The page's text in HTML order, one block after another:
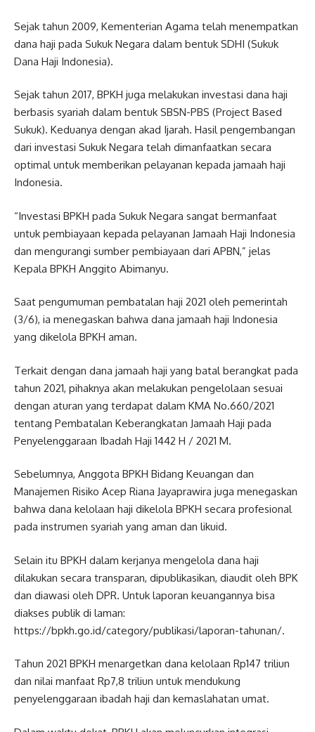
Sejak tahun 2009, Kementerian Agama telah menempatkan
dana haji pada Sukuk Negara dalam bentuk SDHI (Sukuk
Dana Haji Indonesia).
Sejak tahun 2017, BPKH juga melakukan investasi dana haji
berbasis syariah dalam bentuk SBSN-PBS (Project Based
Sukuk). Keduanya dengan akad Ijarah. Hasil pengembangan
dari investasi Sukuk Negara telah dimanfaatkan secara
optimal untuk memberikan pelayanan kepada jamaah haji
Indonesia.
“Investasi BPKH pada Sukuk Negara sangat bermanfaat
untuk pembiayaan kepada pelayanan Jamaah Haji Indonesia
dan mengurangi sumber pembiayaan dari APBN,” jelas
Kepala BPKH Anggito Abimanyu.
Saat pengumuman pembatalan haji 2021 oleh pemerintah
(3/6), ia menegaskan bahwa dana jamaah haji Indonesia
yang dikelola BPKH aman.
Terkait dengan dana jamaah haji yang batal berangkat pada
tahun 2021, pihaknya akan melakukan pengelolaan sesuai
dengan aturan yang terdapat dalam KMA No.660/2021
tentang Pembatalan Keberangkatan Jamaah Haji pada
Penyelenggaraan Ibadah Haji 1442 H / 2021 M.
Sebelumnya, Anggota BPKH Bidang Keuangan dan
Manajemen Risiko Acep Riana Jayaprawira juga menegaskan
bahwa dana kelolaan haji dikelola BPKH secara profesional
pada instrumen syariah yang aman dan likuid.
Selain itu BPKH dalam kerjanya mengelola dana haji
dilakukan secara transparan, dipublikasikan, diaudit oleh BPK
dan diawasi oleh DPR. Untuk laporan keuangannya bisa
diakses publik di laman:
https://bpkh.go.id/category/publikasi/laporan-tahunan/.
Tahun 2021 BPKH menargetkan dana kelolaan Rp147 triliun
dan nilai manfaat Rp7,8 triliun untuk mendukung
penyelenggaraan ibadah haji dan kemaslahatan umat.